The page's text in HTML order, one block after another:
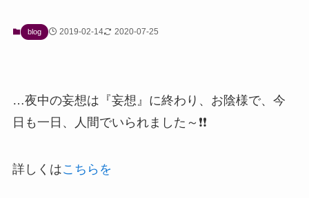
blog 2019-02-14 2020-07-25
…夜中の妄想は『妄想』に終わり、お陰様で、今
日も一日、人間でいられました～❗❗
詳しくはこちらを